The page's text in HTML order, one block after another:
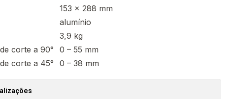
153 x 288 mm
alumínio
3,9 kg
corte a 90°
0 – 55 mm
corte a 45°
0 – 38 mm